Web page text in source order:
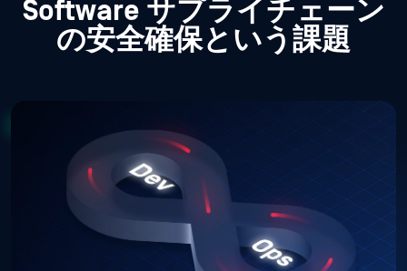
Software サプライチェーン
の安全確保という課題
SDLC におけるSupply Chain リスク
開発の高速化は、セキュリティよりもスピードを優先す
る。自動化されたCI/CDパイプラインは、環境全体に脆
弱性を迅速に伝播させる可能性がある。チームの規模が
拡大するにつれて、部門を超えたコラボレーションが行
われるようになり、こうしたリスクを可視化することは
さらに難しくなっている。